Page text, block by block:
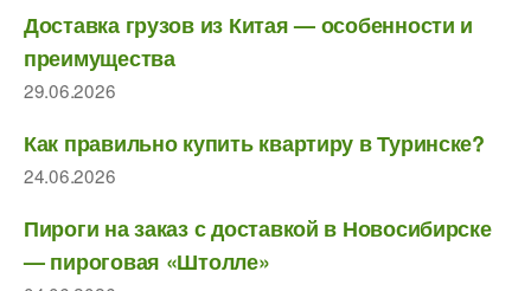
Доставка грузов из Китая — особенности и
преимущества
29.06.2026
Как правильно купить квартиру в Туринске?
24.06.2026
Пироги на заказ с доставкой в Новосибирске
— пироговая «Штолле»